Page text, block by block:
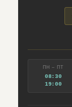
ПН – ПТ
08:30
19:00